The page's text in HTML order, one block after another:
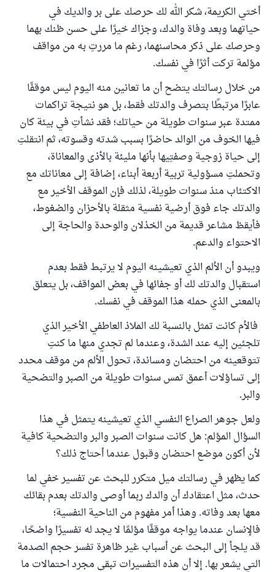
أختي الكريمة، شكر الله لك حرصك على بر والديك في
حياتهما وبعد وفاة والدك، وجزاك خيرًا على حسن ظنك بهما
وحرصك على ذكر محاسنهما، رغم ما مررتِ به من مواقف
مؤلمة تركت أثرًا في نفسك.
من خلال رسالتك يتضح أن ما تعانين منه اليوم ليس موقفًا
عابرًا مرتبطًا بتصرف والدتك فقط، بل هو نتيجة تراكمات
ممتدة عبر سنوات طويلة من حياتك؛ فقد نشأتِ في بيئة كان
فيها الخوف من الوالد حاضرًا بسبب شدته وقسوته، ثم انتقلتِ
إلى حياة زوجية وصفتِيها بأنها مليئة بالأذى والمعاناة،
وتحملتِ مسؤولية تربية أربعة أبناء، إضافة إلى معاناتك مع
الاكتئاب منذ سنوات طويلة، لذلك فإن الموقف الأخير مع
والدتك جاء فوق أرضية نفسية مثقلة بالأحزان والضغوط،
فأيقظ مشاعر قديمة من الخذلان والوحدة والحاجة إلى
الاحتواء والدعم.
ويبدو أن الألم الذي تعيشينه اليوم لا يرتبط فقط بعدم
استقبال والدتك لك أو جفائها في بعض المواقف، بل يتعلق
بالمعنى الذي حمله هذا الموقف في نفسك.
فالأم كانت تمثل بالنسبة لك الملاذ العاطفي الأخير الذي
تلجئين إليه عند الشدة، وعندما لم تجدي منها ما كنتِ
تتوقعينه من احتضان ومساندة، تحول الألم من موقف محدد
إلى تساؤلات أعمق تمس سنوات طويلة من الصبر والتضحية
والبر.
ولعل جوهر الصراع النفسي الذي تعيشينه يتمثل في هذا
السؤال المؤلم: هل كانت سنوات الصبر والبر والتضحية كافية
لأن أكون موضع احتضان وقبول عندما أحتاج ذلك؟
كما يظهر في رسالتك ميل متكرر للبحث عن تفسير خفي لما
حدث، مثل اعتقادك أن والدك ربما أوصى والدتك بعدم بقائك
معها بعد وفاته. وهذا أمر مفهوم من الناحية النفسية؛
فالإنسان عندما يواجه موقفًا مؤلمًا لا يجد له تفسيرًا واضحًا،
قد يلجأ إلى البحث عن أسباب غير ظاهرة تفسر حجم الصدمة
التي يشعر بها. إلا أن هذه التفسيرات تبقى مجرد احتمالات ما